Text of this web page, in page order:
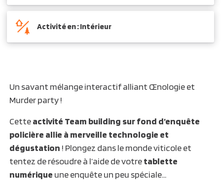
Activité en : Intérieur
Un savant mélange interactif alliant Œnologie et
Murder party !
Cetteactivité Team building sur fond d’enquête
policière allie à merveille technologie et
dégustation ! Plongez dans le monde viticole et
tentez de résoudre à l’aide de votretablette
numérique une enquête un peu spéciale…